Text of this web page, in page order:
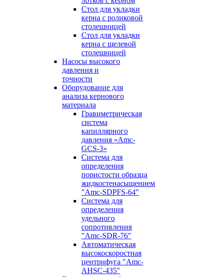
Стол для укладки
керна с роликовой
столешницей
Стол для укладки
керна с щелевой
столешницей
Насосы высокого
давления и
точности
Оборудование для
анализа кернового
материала
Гравиметрическая
система
капиллярного
давления «Amc-
GCS-3»
Система для
определения
пористости образца
жидкостенасыщением
"Amc-SDPFS-64"
Система для
определения
удельного
сопротивления
"Amc-SDR-76"
Автоматическая
высокоскоростная
центрифуга "Amc-
AHSC-435"